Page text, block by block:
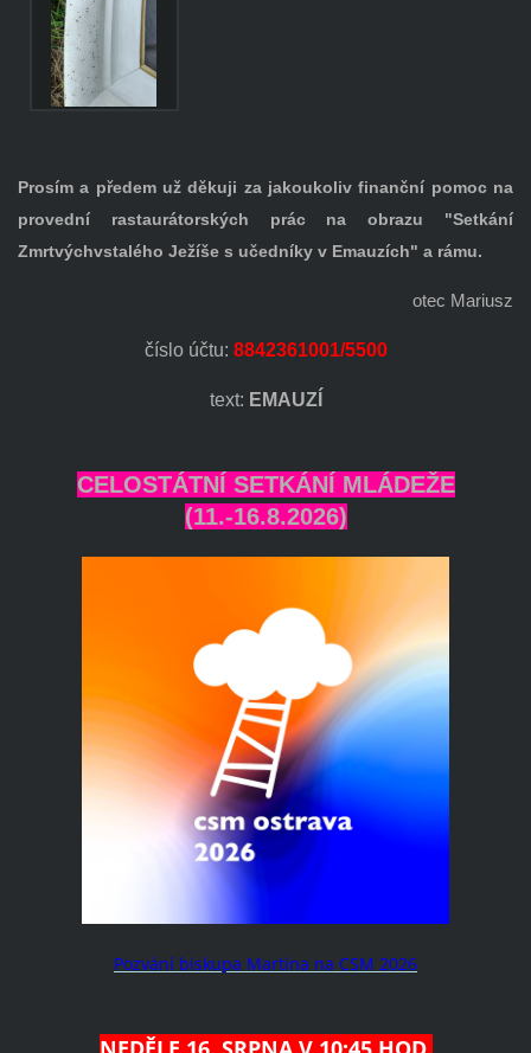
Prosím a předem už děkuji za jakoukoliv finanční pomoc na
provední rastaurátorských prác na obrazu "Setkání
Zmrtvýchvstalého Ježíše s učedníky v Emauzích" a rámu.
otec Mariusz
číslo účtu: 8842361001/5500
text: EMAUZÍ
CELOSTÁTNÍ SETKÁNÍ MLÁDEŽE
(11.-16.8.2026)
Pozvání biskupa Martina na CSM 2026